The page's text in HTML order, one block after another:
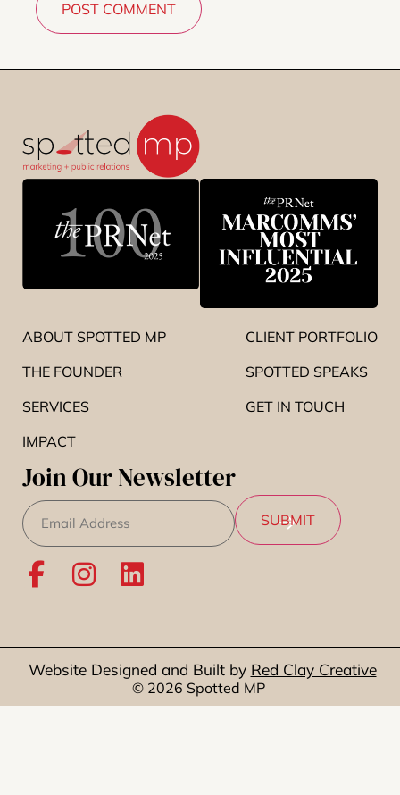
ABOUT SPOTTED MP
THE FOUNDER
SERVICES
IMPACT
CLIENT PORTFOLIO
SPOTTED SPEAKS
GET IN TOUCH
Join Our Newsletter
Email
SUBMIT
Website Designed and Built by Red Clay Creative
© 2026 Spotted MP